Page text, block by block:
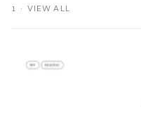
1 · VIEW ALL